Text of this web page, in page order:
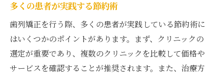
多くの患者が実践する節約術
歯列矯正を行う際、多くの患者が実践している節約術に
はいくつかのポイントがあります。まず、クリニックの
選定が重要であり、複数のクリニックを比較して価格や
サービスを確認することが推奨されます。また、治療方